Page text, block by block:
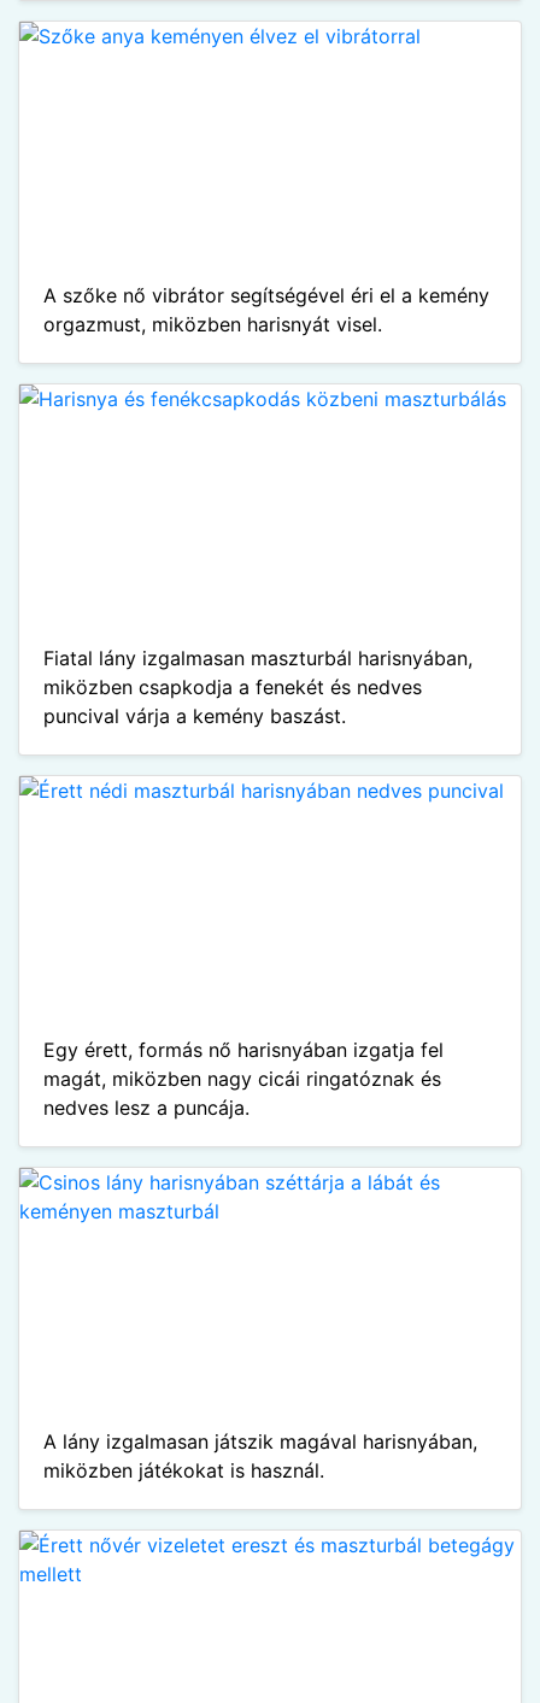
A szőke nő vibrátor segítségével éri el a kemény
orgazmust, miközben harisnyát visel.
Fiatal lány izgalmasan maszturbál harisnyában,
miközben csapkodja a fenekét és nedves
puncival várja a kemény baszást.
Egy érett, formás nő harisnyában izgatja fel
magát, miközben nagy cicái ringatóznak és
nedves lesz a puncája.
A lány izgalmasan játszik magával harisnyában,
miközben játékokat is használ.